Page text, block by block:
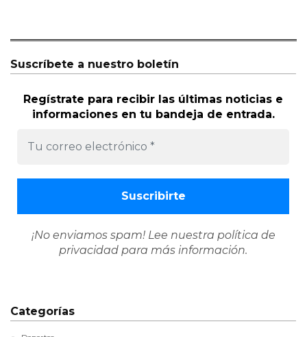
Suscríbete a nuestro boletín
Regístrate para recibir las últimas noticias e
informaciones en tu bandeja de entrada.
¡No enviamos spam! Lee nuestra política de
privacidad para más información.
Categorías